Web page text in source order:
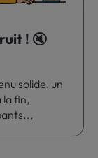
! 🔇
solide, un
fin,